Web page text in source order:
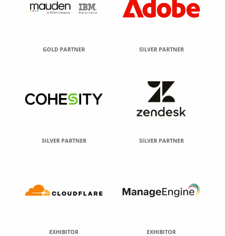
GOLD PARTNER SILVER PARTNER
SILVER PARTNER SILVER PARTNER
EXHIBITOR EXHIBITOR